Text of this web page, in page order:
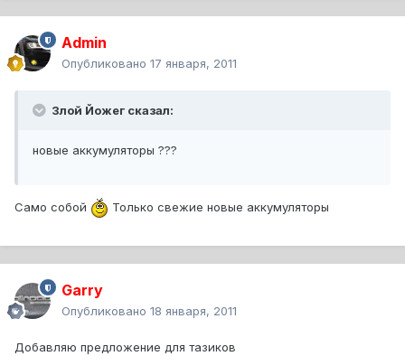
Admin
Опубликовано 17 января, 2011
Злой Йожег сказал:
новые аккумуляторы ???
Само собой Только свежие новые аккумуляторы
Garry
Опубликовано 18 января, 2011
Добавляю предложение для тазиков